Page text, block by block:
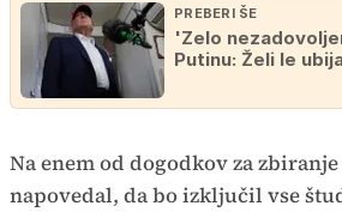
PREBERI ŠE
'Zelo
Putinu: Želi le
Na enem od dogodkov za
napovedal, da bo izključil vse